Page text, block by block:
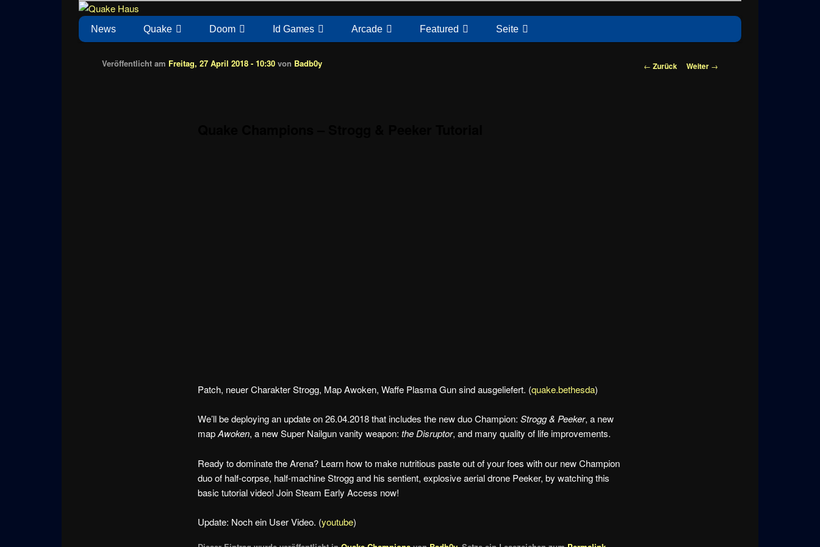
Quake Haus
News zu Quake, Doom, FPS, Arcade
Hauptmenü
News Quake Doom Id Games Arcade Featured Seite
Beitragsnavigation
← Zurück Weiter →
Veröffentlicht am Freitag, 27 April 2018 - 10:30 von Badb0y
Patch, neuer Charakter Strogg, Map Awoken, Waffe Plasma Gun sind ausgeliefert. (quake.bethesda)
We’ll be deploying an update on 26.04.2018 that includes the new duo Champion:Strogg & Peeker, a new
mapAwoken, a new Super Nailgun vanity weapon:the Disruptor, and many quality of life improvements.
Ready to dominate the Arena? Learn how to make nutritious paste out of your foes with our new Champion
duo of half-corpse, half-machine Strogg and his sentient, explosive aerial drone Peeker, by watching this
basic tutorial video! Join Steam Early Access now!
Update: Noch ein User Video. (youtube)